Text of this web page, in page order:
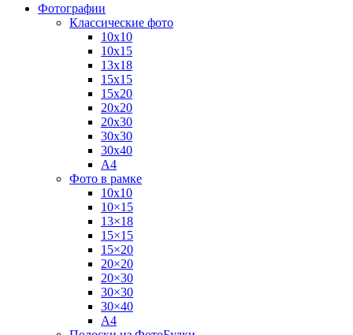
Фотографии
Классические фото
10х10
10х15
13х18
15х15
15х20
20х20
20х30
30х30
30х40
А4
Фото в рамке
10х10
10×15
13×18
15×15
15×20
20×20
20×30
30×30
30×40
A4